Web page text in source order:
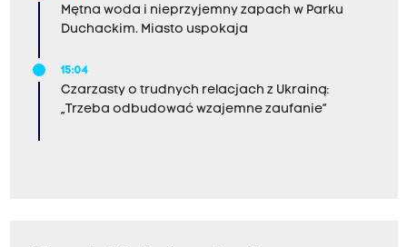
Mętna woda i nieprzyjemny zapach w Parku
Duchackim. Miasto uspokaja
15:04
Czarzasty o trudnych relacjach z Ukrainą:
„Trzeba odbudować wzajemne zaufanie”